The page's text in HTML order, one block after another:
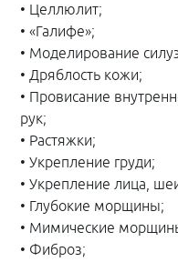
• Целлюлит;
• «Галифе»;
• Моделирование
• Дряблость кожи;
• Провисание
рук;
• Растяжки;
• Укрепление груди;
• Укрепление лица,
• Глубокие морщины;
• Мимические
• Фиброз;